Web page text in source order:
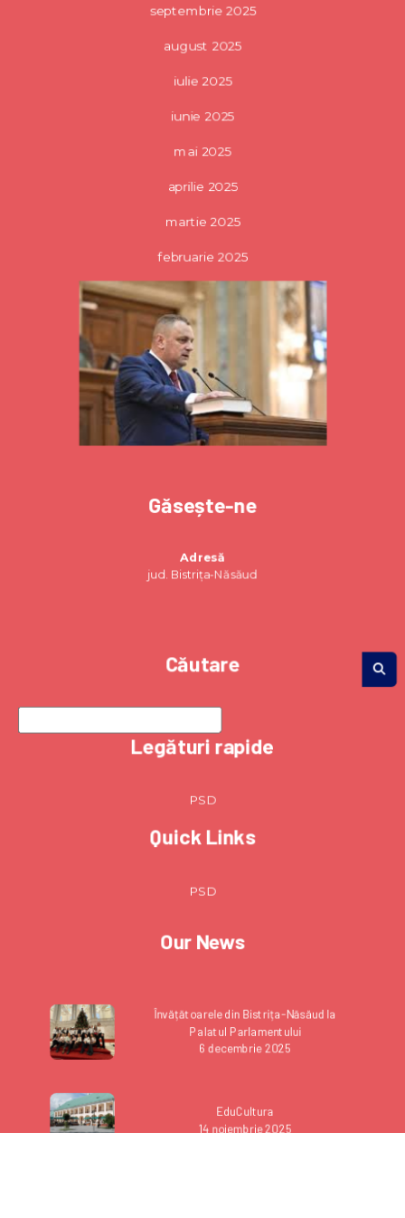
septembrie 2025
august 2025
iulie 2025
iunie 2025
mai 2025
aprilie 2025
martie 2025
februarie 2025
Găsește-ne
Adresă
jud. Bistrița-Năsăud
Căutare
Legături rapide
PSD
Quick Links
PSD
Our News
Învățătoarele din Bistrița-Năsăud la
Palatul Parlamentului
6 decembrie 2025
EduCultura
14 noiembrie 2025